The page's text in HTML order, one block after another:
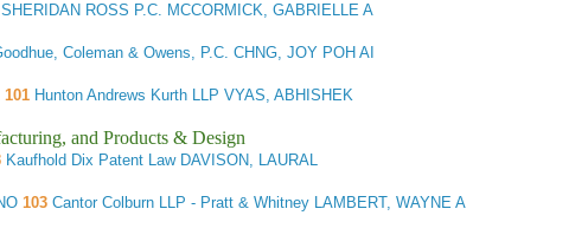
SHERIDAN ROSS P.C. MCCORMICK, GABRIELLE A
Coleman & Owens, P.C. CHNG, JOY POH AI
101 Hunton Andrews Kurth LLP VYAS, ABHISHEK
and Products & Design
Kaufhold Dix Patent Law DAVISON, LAURAL
103 Cantor Colburn LLP - Pratt & Whitney LAMBERT, WAYNE A